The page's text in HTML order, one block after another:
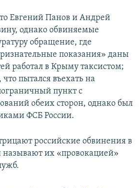
Евгений Панов и Андрей
однако обвиняемые
обращение, где
показания» даны
работал в Крыму таксистом;
пытался въехать на
пункт с
обеих сторон, однако был
ФСБ России.
российские обвинения в
называют их «провокацией»